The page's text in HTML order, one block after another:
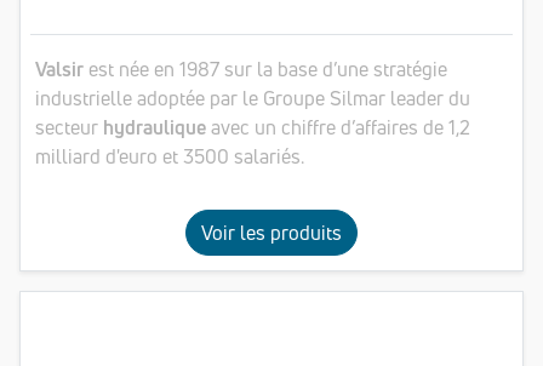
Valsir est née en 1987 sur la base d’une stratégie
industrielle adoptée par le Groupe Silmar leader du
secteur hydrauliqueavec un chiffre d’affaires de 1,2
milliard d'euro et 3500 salariés.
Voir les produits